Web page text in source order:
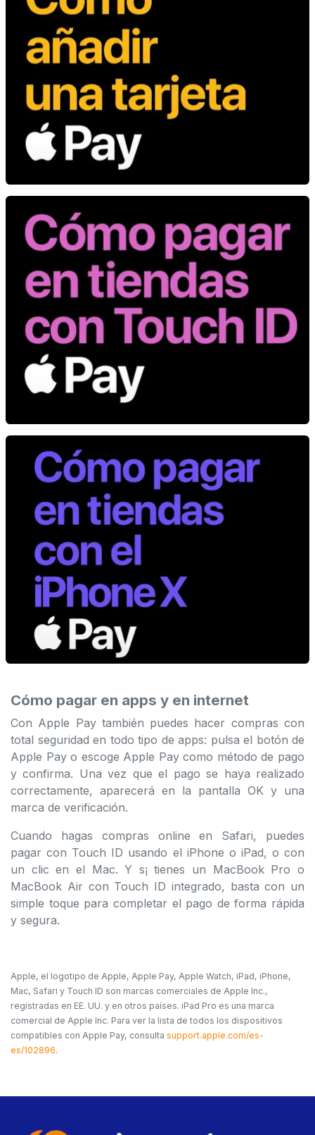
Cómo pagar en apps y en internet
Con Apple Pay también puedes hacer compras con
total seguridad en todo tipo de apps: pulsa el botón de
Apple Pay o escoge Apple Pay como método de pago
y confirma. Una vez que el pago se haya realizado
correctamente, aparecerá en la pantalla OK y una
marca de verificación.
Cuando hagas compras online en Safari, puedes
pagar con Touch ID usando el iPhone o iPad, o con
un clic en el Mac. Y s¡ tienes un MacBook Pro o
MacBook Air con Touch ID integrado, basta con un
simple toque para completar el pago de forma rápida
y segura.
Apple, el logotipo de Apple, Apple Pay, Apple Watch, iPad, iPhone,
Mac, Safari y Touch ID son marcas comerciales de Apple Inc.,
registradas en EE. UU. y en otros países. iPad Pro es una marca
comercial de Apple Inc. Para ver la lista de todos los dispositivos
compatibles con Apple Pay, consulta support.apple.com/es-
es/102896.